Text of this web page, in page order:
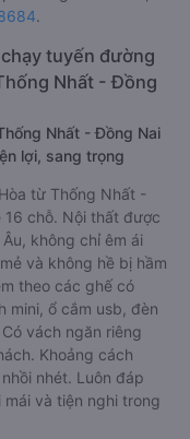
.
tuyến đường
Nhất - Đồng
Nhất - Đồng Nai
lợi, sang trọng
từ Thống Nhất -
chỗ. Nội thất được
không chỉ êm ái
và không hề bị hầm
theo các ghế có
mini, ổ cắm usb, đèn
vách ngăn riêng
Khoảng cách
nhét. Luôn đáp
và tiện nghi trong